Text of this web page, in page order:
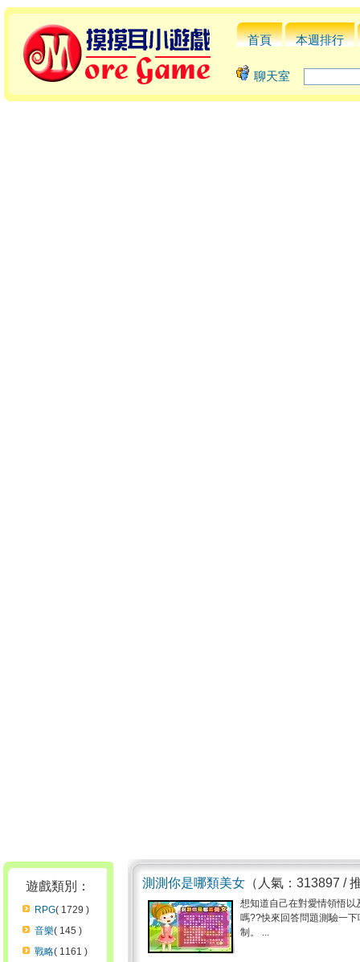
首頁 本週排行
聊天室
遊戲類別：
RPG( 1729 )
音樂( 145 )
戰略( 1161 )
測測你是哪類美女 （人氣：313897 /
想知道自己在對愛情領悟
嗎??快來回答問題測驗一
制。 ...